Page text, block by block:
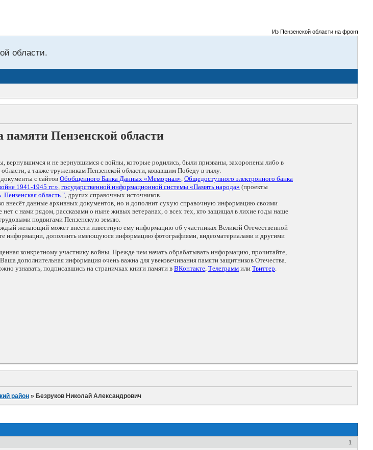
Из Пензенской области на фронты
области.
памяти Пензенской области
вернувшимся и не вернувшимся с войны, которые родились, были призваны, захоронены либо в
а также труженикам Пензенской области, ковавшим Победу в тылу.
с сайтовОбобщенного Банка Данных «Мемориал», Общедоступного электронного банка
1941-1945 гг.», государственной информационной системы «Память народа» (проекты
Пензенская область.", других справочных источников.
внесёт данные архивных документов, но и дополнит сухую справочную информацию своими
с нами рядом, рассказами о ныне живых ветеранах, о всех тех, кто защищал в лихие годы наше
подвигами Пензенскую землю.
желающий может внести известную ему информацию об участниках Великой Отечественной
информации, дополнить имеющуюся информацию фотографиями, видеоматериалами и другими
конкретному участнику войны. Прежде чем начать обрабатывать информацию, прочитайте,
дополнительная информация очень важна для увековечивания памяти защитников Отечества.
узнавать, подписавшись на страничках книги памяти в ВКонтакте, Телеграмм или Твиттер.
район » Безруков Николай Александрович
1